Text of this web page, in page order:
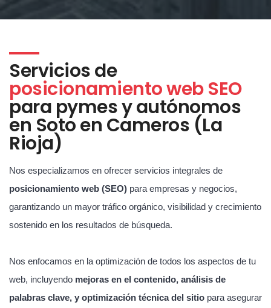
Servicios de
posicionamiento web SEO
para pymes y autónomos
en Soto en Cameros (La
Rioja)
Nos especializamos en ofrecer servicios integrales de
posicionamiento web (SEO) para empresas y negocios,
garantizando un mayor tráfico orgánico, visibilidad y crecimiento
sostenido en los resultados de búsqueda.
Nos enfocamos en la optimización de todos los aspectos de tu
web, incluyendo mejoras en el contenido, análisis de
palabras clave, y optimización técnica del sitio para asegurar